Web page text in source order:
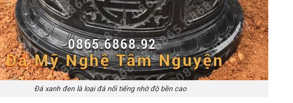
Đá xanh đen là loại đá nổi tiếng nhờ độ bền cao